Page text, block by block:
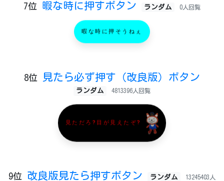
7位 暇な時に押すボタン ランダム 0人回覧
暇な時に押そうねぇ
8位 見たら必ず押す（改良版）ボタン
ランダム 4813396人回覧
見ただろ?目が見えたぞ?
9位 改良版見たら押すボタン ランダム 13245403人